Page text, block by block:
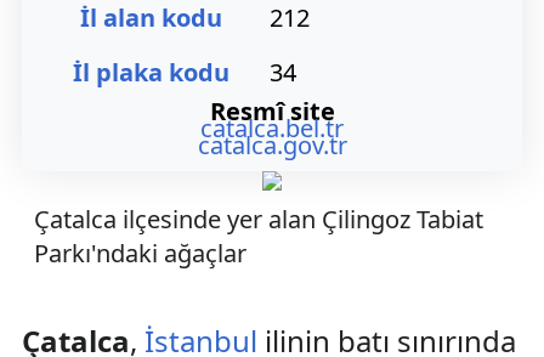
İl alan kodu
212
İl plaka kodu
34
Resmî site
catalca.bel.tr
catalca.gov.tr
Çatalca ilçesinde yer alan Çilingoz Tabiat
Parkı'ndaki ağaçlar
Çatalca, İstanbul ilinin batı sınırında